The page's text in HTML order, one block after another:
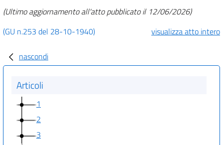
(Ultimo aggiornamento all'atto pubblicato il 12/06/2026)
(GU n.253 del 28-10-1940)
visualizza atto intero
nascondi
Articoli
1
2
3